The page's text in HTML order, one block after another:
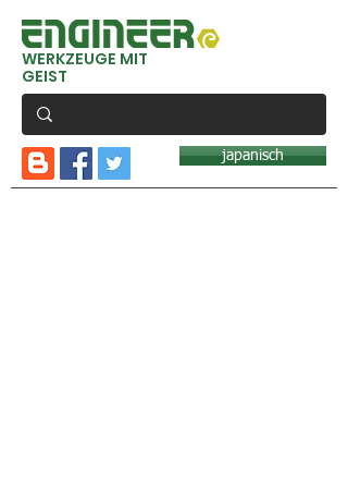
WERKZEUGE MIT
GEIST
japanisch